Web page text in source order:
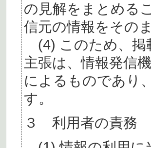
の見解をまとめる
信元の情報をその
(4) このため、掲
主張は、情報発信
によるものであり
す。
３ 利用者の責務